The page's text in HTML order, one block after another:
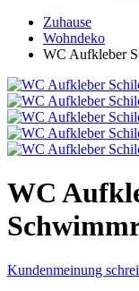
Zuhause
Wohndeko
WC Aufkleber
WC
Kundenmeinung